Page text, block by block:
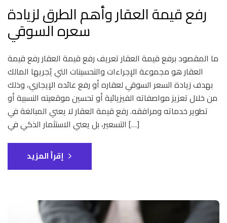
رفع قيمة العقار وأهم الطرق لزيادة
سعره السوقي
ما المقصود برفع قيمة العقار تعريف رفع قيمة العقار رفع قيمة
العقار هو مجموعة الإجراءات والتحسينات التي يُجريها المالك
بهدف زيادة السعر السوقي لعقاره أو رفع عائده الإيجاري، وذلك
من خلال تعزيز مواصفاته الفيزيائية أو تحسين موقعيته النسبية أو
تطوير خدماته ومرافقه. رفع قيمة العقار لا يعني المبالغة في
التسعير، بل يعني الاستثمار الذكي في […]
إقرأ المزيد